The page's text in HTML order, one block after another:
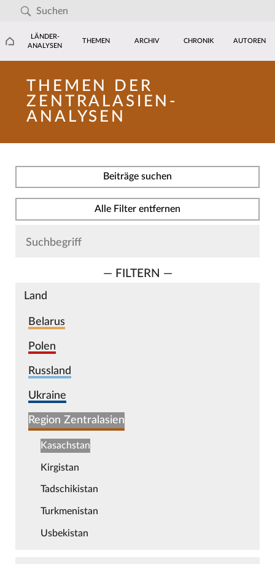
LÄNDER-
ANALYSEN
THEMEN ARCHIV CHRONIK AUTOREN
THEMEN DER
ZENTRALASIEN-
ANALYSEN
Beiträge suchen
Alle Filter entfernen
— FILTERN —
Land
Belarus
Polen
Russland
Ukraine
Region Zentralasien
Kasachstan
Kirgistan
Tadschikistan
Turkmenistan
Usbekistan